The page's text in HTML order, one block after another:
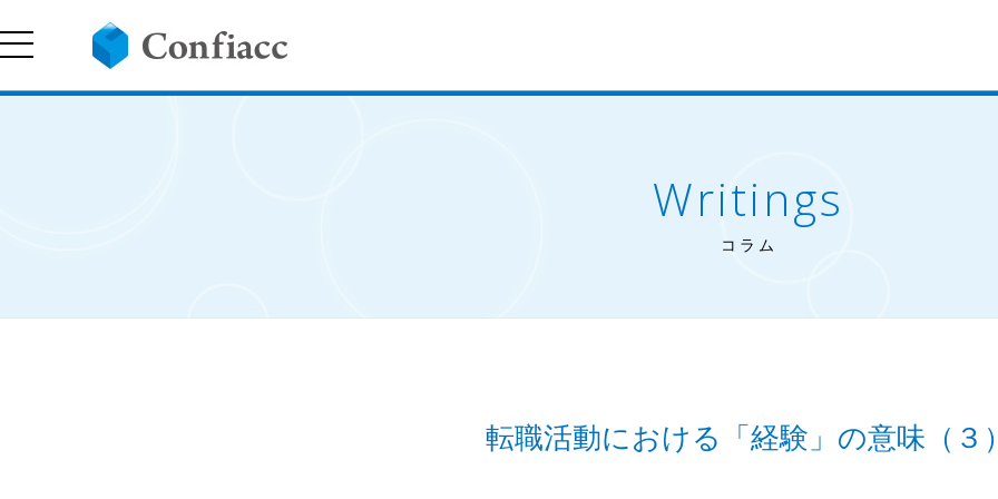
Writings
コラム
転職活動における「経験」の意味（３